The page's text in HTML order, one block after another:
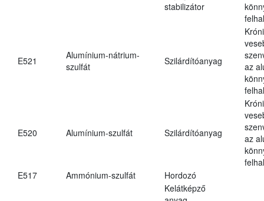
stabilizátor
E521
Alumínium-nátrium-
szulfát
Szilárdítóanyag
az
E520 Alumínium-szulfát Szilárdítóanyag
az
E517
Ammónium-szulfát
Hordozó
Kelátképző